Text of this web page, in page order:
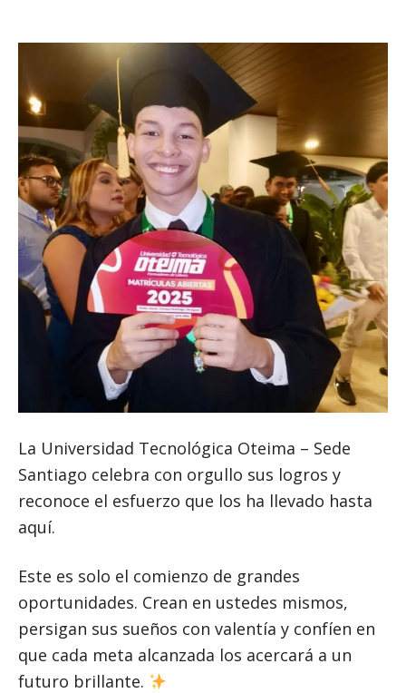
La Universidad Tecnológica Oteima – Sede
Santiago celebra con orgullo sus logros y
reconoce el esfuerzo que los ha llevado hasta
aquí.
Este es solo el comienzo de grandes
oportunidades. Crean en ustedes mismos,
persigan sus sueños con valentía y confíen en
que cada meta alcanzada los acercará a un
futuro brillante.